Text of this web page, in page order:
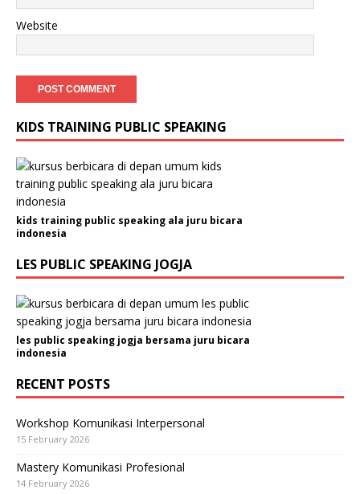
Website
KIDS TRAINING PUBLIC SPEAKING
kids training public speaking ala juru bicara
indonesia
LES PUBLIC SPEAKING JOGJA
les public speaking jogja bersama juru bicara
indonesia
RECENT POSTS
Workshop Komunikasi Interpersonal
15 February 2026
Mastery Komunikasi Profesional
14 February 2026